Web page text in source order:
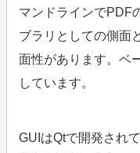
マンドラインでPDF
ブラリとしての側面
面性があります。ベ
しています。
GUIはQtで開発され